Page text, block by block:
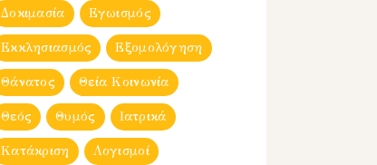
Δοκιμασία Εγωισμός
Εκκλησιασμός Εξομολόγηση
Θάνατος Θεία Κοινωνία
Θεός Θυμός Ιατρικά
Κατάκριση Λογισμοί